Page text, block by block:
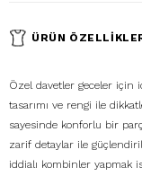
ÜRÜN
Özel davetler geceler için
tasarımı ve rengi ile
sayesinde konforlu bir
zarif detaylar ile
iddialı kombinler yapmak